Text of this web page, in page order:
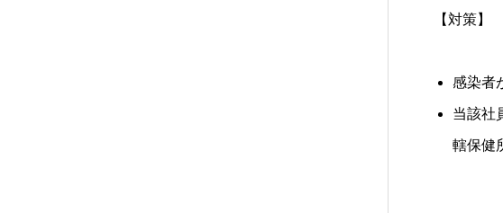
【対策】
感染者
当該社
轄保健